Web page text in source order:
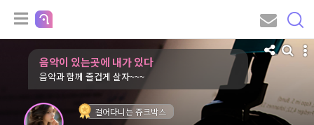
음악이 있는곳에 내가 있다
음악과 함께 즐겁게 살자~~~
걸어다니는 쥬크박스